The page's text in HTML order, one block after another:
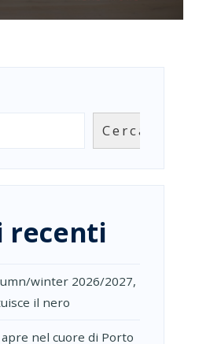
GRAND
CAVALIERI
Cerca
recenti
winter 2026/2027,
il nero
nel cuore di Porto